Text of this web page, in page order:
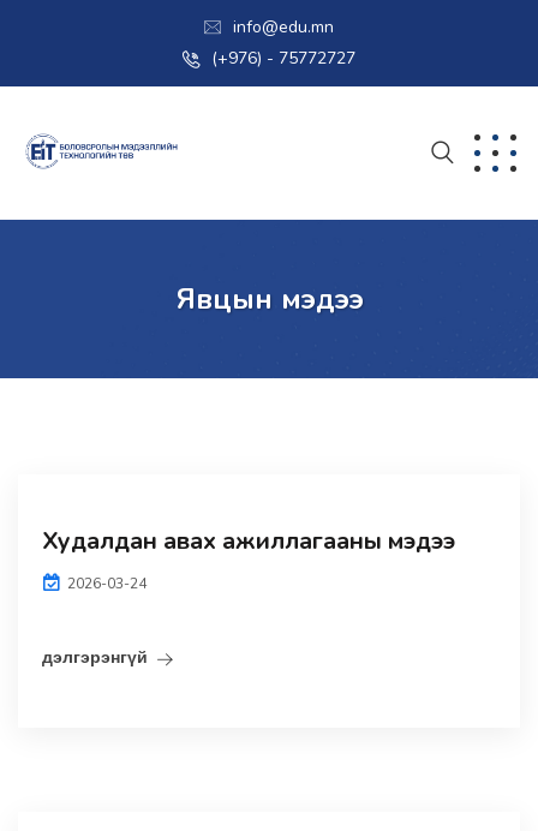
info@edu.mn
(+976) - 75772727
Явцын мэдээ
Худалдан авах ажиллагааны мэдээ
2026-03-24
дэлгэрэнгүй